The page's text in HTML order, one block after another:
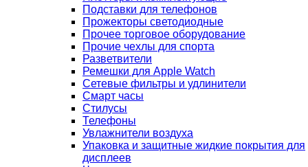
Подставки для телефонов
Прожекторы светодиодные
Прочее торговое оборудование
Прочие чехлы для спорта
Разветвители
Ремешки для Apple Watch
Сетевые фильтры и удлинители
Смарт часы
Стилусы
Телефоны
Увлажнители воздуха
Упаковка и защитные жидкие покрытия для
дисплеев